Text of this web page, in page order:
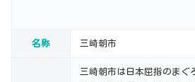
名称 三崎朝市
三崎朝市は日本屈指のまぐ